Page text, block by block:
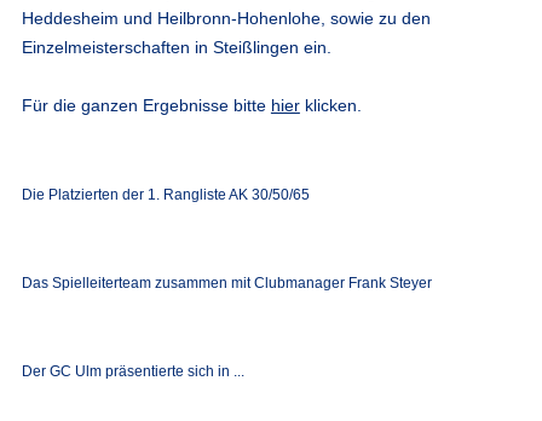
Heddesheim und Heilbronn-Hohenlohe, sowie zu den
Einzelmeisterschaften in Steißlingen ein.
Für die ganzen Ergebnisse bitte hierklicken.
Die Platzierten der 1. Rangliste AK 30/50/65
Das Spielleiterteam zusammen mit Clubmanager Frank Steyer
Der GC Ulm präsentierte sich in ...